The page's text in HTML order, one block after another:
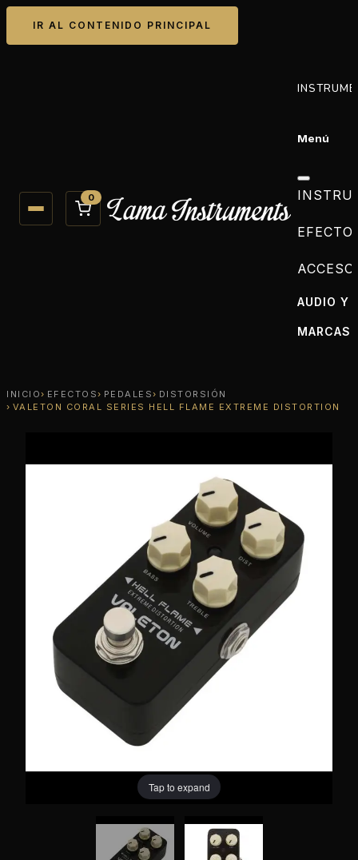
IR AL CONTENIDO PRINCIPAL
0
Menú
AUDIO Y
MARCAS
INICIO EFECTOS PEDALES
DISTORSIÓN
VALETON CORAL SERIES HELL FLAME EXTREME DISTORTION
Tap to expand